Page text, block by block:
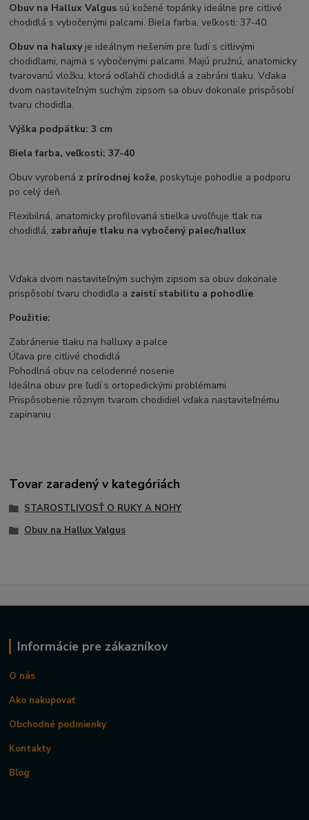
Obuv na Hallux Valgus sú kožené topánky ideálne pre citlivé
chodidlá s vybočenými palcami. Biela farba, veľkosti: 37-40.
Obuv na haluxyje ideálnym riešením pre ľudí s citlivými
chodidlami, najmä s vybočenými palcami. Majú pružnú, anatomicky
tvarovanú vložku, ktorá odľahčí chodidlá a zabráni tlaku. Vďaka
dvom nastaviteľným suchým zipsom sa obuv dokonale prispôsobí
tvaru chodidla.
Výška podpätku: 3 cm
Biela farba, veľkosti: 37-40
Obuv vyrobená z prírodnej kože, poskytuje pohodlie a podporu
po celý deň.
Flexibilná, anatomicky profilovaná stielka uvoľňuje tlak na
chodidlá, zabraňuje tlaku na vybočený palec/hallux
Vďaka dvom nastaviteľným suchým zipsom sa obuv dokonale
prispôsobí tvaru chodidla a zaistí stabilitu a pohodlie.
Použitie:
Zabránenie tlaku na halluxy a palce
Úľava pre citlivé chodidlá
Pohodlná obuv na celodenné nosenie
Ideálna obuv pre ľudí s ortopedickými problémami
Prispôsobenie rôznym tvarom chodidiel vďaka nastaviteľnému
zapínaniu
Tovar zaradený v kategóriách
STAROSTLIVOSŤ O RUKY A NOHY
Obuv na Hallux Valgus
Informácie pre zákazníkov
O nás
Ako nakupovať
Obchodné podmienky
Kontakty
Blog